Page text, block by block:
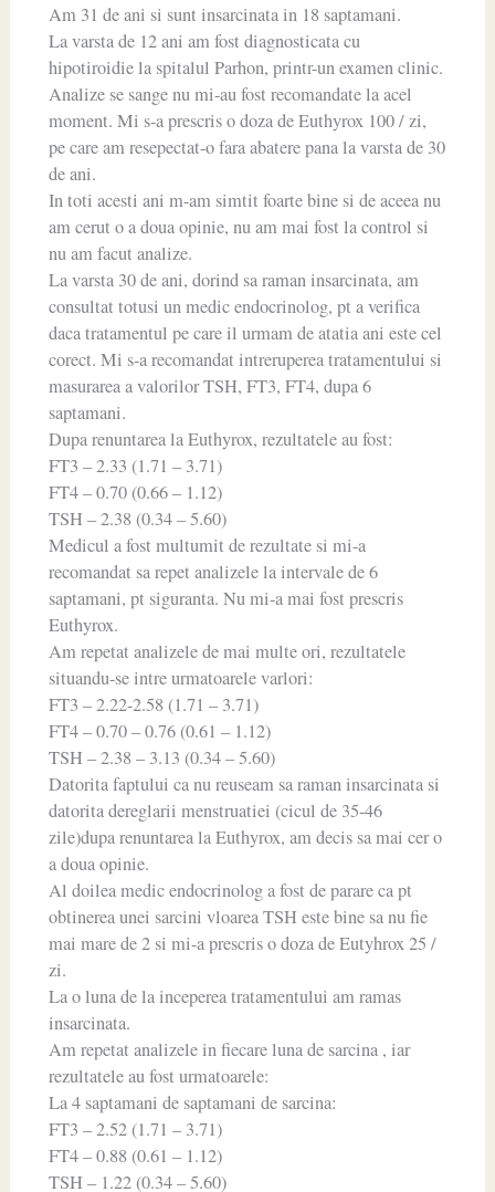
Am 31 de ani si sunt insarcinata in 18 saptamani.
La varsta de 12 ani am fost diagnosticata cu
hipotiroidie la spitalul Parhon, printr-un examen clinic.
Analize se sange nu mi-au fost recomandate la acel
moment. Mi s-a prescris o doza de Euthyrox 100 / zi,
pe care am resepectat-o fara abatere pana la varsta de 30
de ani.
In toti acesti ani m-am simtit foarte bine si de aceea nu
am cerut o a doua opinie, nu am mai fost la control si
nu am facut analize.
La varsta 30 de ani, dorind sa raman insarcinata, am
consultat totusi un medic endocrinolog, pt a verifica
daca tratamentul pe care il urmam de atatia ani este cel
corect. Mi s-a recomandat intreruperea tratamentului si
masurarea a valorilor TSH, FT3, FT4, dupa 6
saptamani.
Dupa renuntarea la Euthyrox, rezultatele au fost:
FT3 – 2.33 (1.71 – 3.71)
FT4 – 0.70 (0.66 – 1.12)
TSH – 2.38 (0.34 – 5.60)
Medicul a fost multumit de rezultate si mi-a
recomandat sa repet analizele la intervale de 6
saptamani, pt siguranta. Nu mi-a mai fost prescris
Euthyrox.
Am repetat analizele de mai multe ori, rezultatele
situandu-se intre urmatoarele varlori:
FT3 – 2.22-2.58 (1.71 – 3.71)
FT4 – 0.70 – 0.76 (0.61 – 1.12)
TSH – 2.38 – 3.13 (0.34 – 5.60)
Datorita faptului ca nu reuseam sa raman insarcinata si
datorita dereglarii menstruatiei (cicul de 35-46
zile)dupa renuntarea la Euthyrox, am decis sa mai cer o
a doua opinie.
Al doilea medic endocrinolog a fost de parare ca pt
obtinerea unei sarcini vloarea TSH este bine sa nu fie
mai mare de 2 si mi-a prescris o doza de Eutyhrox 25 /
zi.
La o luna de la inceperea tratamentului am ramas
insarcinata.
Am repetat analizele in fiecare luna de sarcina , iar
rezultatele au fost urmatoarele:
La 4 saptamani de saptamani de sarcina:
FT3 – 2.52 (1.71 – 3.71)
FT4 – 0.88 (0.61 – 1.12)
TSH – 1.22 (0.34 – 5.60)